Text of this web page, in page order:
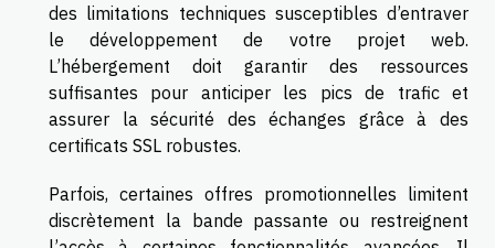
des limitations techniques susceptibles d’entraver
le développement de votre projet web.
L’hébergement doit garantir des ressources
suffisantes pour anticiper les pics de trafic et
assurer la sécurité des échanges grâce à des
certificats SSL robustes.
Parfois, certaines offres promotionnelles limitent
discrètement la bande passante ou restreignent